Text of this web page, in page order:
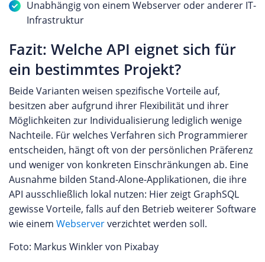
Unabhängig von einem Webserver oder anderer IT-
Infrastruktur
Fazit: Welche API eignet sich für
ein bestimmtes Projekt?
Beide Varianten weisen spezifische Vorteile auf,
besitzen aber aufgrund ihrer Flexibilität und ihrer
Möglichkeiten zur Individualisierung lediglich wenige
Nachteile. Für welches Verfahren sich Programmierer
entscheiden, hängt oft von der persönlichen Präferenz
und weniger von konkreten Einschränkungen ab. Eine
Ausnahme bilden Stand-Alone-Applikationen, die ihre
API ausschließlich lokal nutzen: Hier zeigt GraphSQL
gewisse Vorteile, falls auf den Betrieb weiterer Software
wie einem Webserververzichtet werden soll.
Foto: Markus Winkler von Pixabay